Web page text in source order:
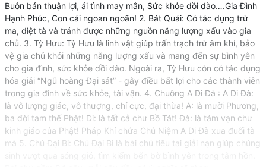
Buôn bán thuận lợi, ái tình may mắn, Sức khỏe dồi dào….Gia Đình
Hạnh Phúc, Con cái ngoan ngoãn! 2. Bát Quái: Có tác dụng trừ
ma, diệt tà và tránh được những nguồn năng lượng xấu vào gia
chủ. 3. Tỳ Hưu: Tỳ Hưu là linh vật giúp trấn trạch trừ âm khí, bảo
vệ gia chủ khỏi những năng lượng xấu và mang đến sự bình yên
cho gia đình, sức khỏe dồi dào. Ngoài ra, Tỳ Hưu còn có tác dụng
hóa giải “Ngũ hoàng Đại sát” - gây điều bất lợi cho các thành viên
trong gia đình về sức khỏe, tài vận. 4. Chuông A Di Đà : A Di Đà:
là vô lượng giác, vô thượng, chí cực, đại thừa! A: là mười Phương,
ba đời tam thế Phật! Di: là tất cả chư Bồ Tát! Đà: là tám vạn chư
kinh giáo của Phật! Pháp Khí chứa Chú Niệm A Di Đà xua đuổi tà
mà 5. Chú Đại Bi: Chú Đại Bi là bài chú tiêu tai giải nạn giúp chúng